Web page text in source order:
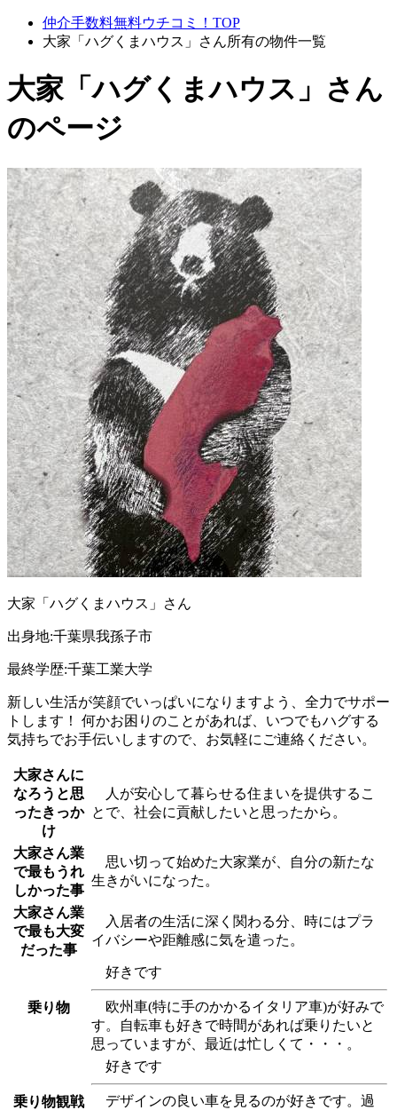
仲介手数料無料ウチコミ！TOP
大家「ハグくまハウス」さん所有の物件一覧
大家「ハグくまハウス」さん
のページ
大家「ハグくまハウス」さん
出身地:千葉県我孫子市
最終学歴:千葉工業大学
新しい生活が笑顔でいっぱいになりますよう、全力でサポー
トします！ 何かお困りのことがあれば、いつでもハグする
気持ちでお手伝いしますので、お気軽にご連絡ください。
大家さんに
なろうと思
ったきっか
け
人が安心して暮らせる住まいを提供するこ
とで、社会に貢献したいと思ったから。
大家さん業
で最もうれ
しかった事
思い切って始めた大家業が、自分の新たな
生きがいになった。
大家さん業
で最も大変
だった事
入居者の生活に深く関わる分、時にはプラ
イバシーや距離感に気を遣った。
乗り物
好きです
欧州車(特に手のかかるイタリア車)が好みで
す。自転車も好きで時間があれば乗りたいと
思っていますが、最近は忙しくて・・・。
乗り物観戦
好きです
デザインの良い車を見るのが好きです。過